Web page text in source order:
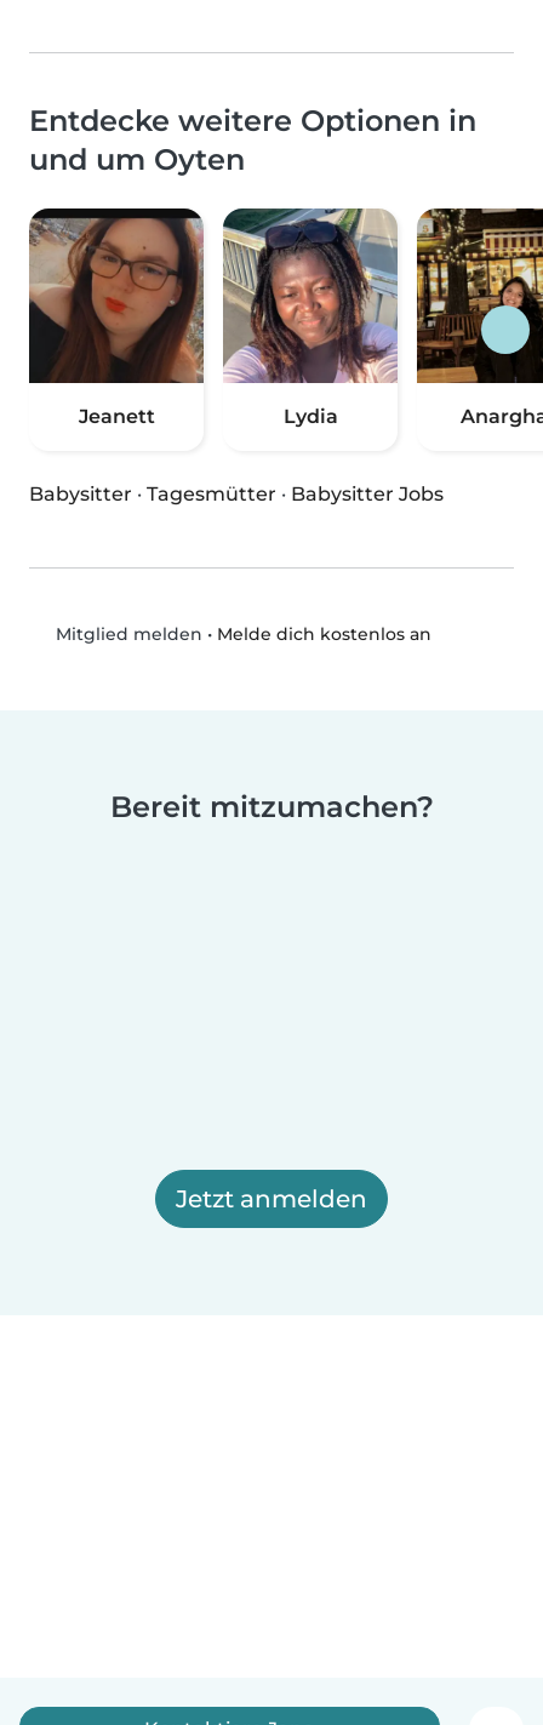
Entdecke weitere Optionen in
und um Oyten
Jeanett Lydia
Babysitter · Tagesmütter · Babysitter Jobs
Mitglied melden • Melde dich kostenlos an
Bereit mitzumachen?
Jetzt anmelden